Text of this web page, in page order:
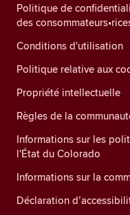
Politique de
des
Conditions d'utilisation
Politique relative aux
Propriété intellectuelle
Règles de la
Informations sur les
l'État du Colorado
Informations sur la
Déclaration